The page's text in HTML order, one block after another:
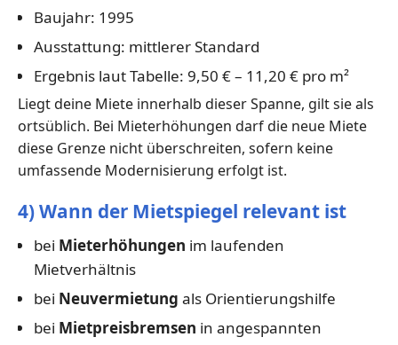
Baujahr: 1995
Ausstattung: mittlerer Standard
Ergebnis laut Tabelle: 9,50 € – 11,20 € pro m²
Liegt deine Miete innerhalb dieser Spanne, gilt sie als
ortsüblich. Bei Mieterhöhungen darf die neue Miete
diese Grenze nicht überschreiten, sofern keine
umfassende Modernisierung erfolgt ist.
4) Wann der Mietspiegel relevant ist
bei Mieterhöhungen im laufenden
Mietverhältnis
bei Neuvermietung als Orientierungshilfe
bei Mietpreisbremsen in angespannten